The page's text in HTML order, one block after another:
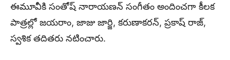
ఈమూవీకి సంతోష్ నారాయణన్ సంగీతం అందించగా కీలక
పాత్రల్లో జయరాం, జాజు జార్జి, కరుణాకరన్, ప్రకాష్ రాజ్,
స్వశిక తదితరు నటించారు.